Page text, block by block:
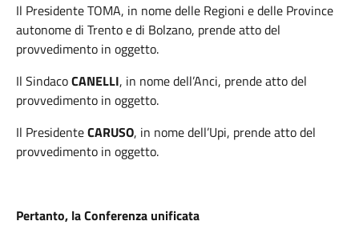
Il PresidenteTOMA, in nome delle Regioni e delle Province
autonome di Trento e di Bolzano, prende atto del
provvedimento in oggetto.
Il SindacoCANELLI, in nome dell’Anci, prende atto del
provvedimento in oggetto.
Il PresidenteCARUSO, in nome dell’Upi, prende atto del
provvedimento in oggetto.
Pertanto, la Conferenza unificata